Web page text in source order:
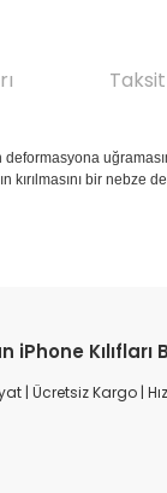
kırılmasını bir
iPhone Kılıfları
| Ücretsiz Kargo |